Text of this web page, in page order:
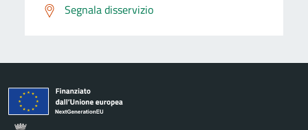
Segnala disservizio